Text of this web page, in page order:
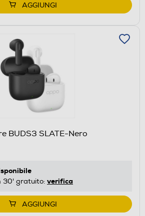
AGGIUNGI
BUDS3 SLATE-Nero
30' gratuito: verifica
AGGIUNGI